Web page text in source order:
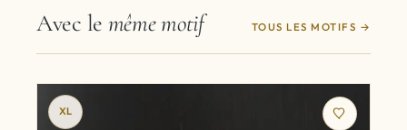
Avec le même motif TOUS LES MOTIFS
XL